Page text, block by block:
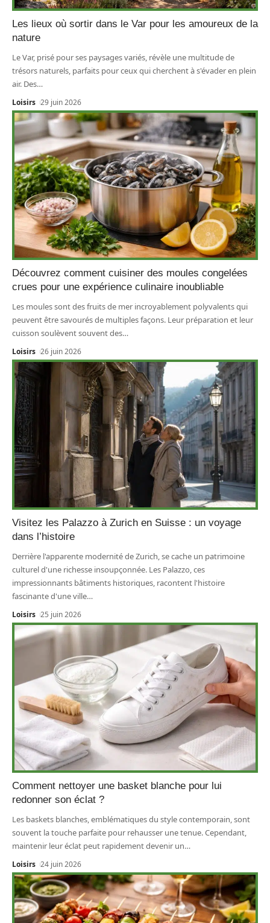
Les lieux où sortir dans le Var pour les amoureux de la
nature
Le Var, prisé pour ses paysages variés, révèle une multitude de
trésors naturels, parfaits pour ceux qui cherchent à s'évader en plein
air. Des…
Loisirs 29 juin 2026
Découvrez comment cuisiner des moules congelées
crues pour une expérience culinaire inoubliable
Les moules sont des fruits de mer incroyablement polyvalents qui
peuvent être savourés de multiples façons. Leur préparation et leur
cuisson soulèvent souvent des…
Loisirs 26 juin 2026
Visitez les Palazzo à Zurich en Suisse : un voyage
dans l’histoire
Derrière l'apparente modernité de Zurich, se cache un patrimoine
culturel d'une richesse insoupçonnée. Les Palazzo, ces
impressionnants bâtiments historiques, racontent l'histoire
fascinante d'une ville…
Loisirs 25 juin 2026
Comment nettoyer une basket blanche pour lui
redonner son éclat ?
Les baskets blanches, emblématiques du style contemporain, sont
souvent la touche parfaite pour rehausser une tenue. Cependant,
maintenir leur éclat peut rapidement devenir un…
Loisirs 24 juin 2026